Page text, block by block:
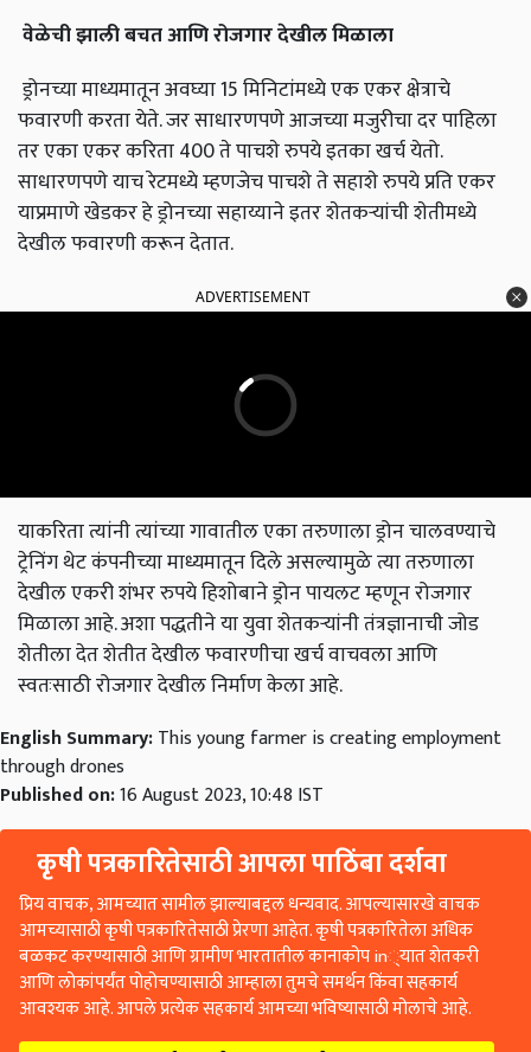
वेळेचीझालीबचतआणिरोजगारदेखीलमिळाला
ड्रोनच्या माध्यमातून अवघ्या 15 मिनिटांमध्ये एक एकर क्षेत्राचे
फवारणी करता येते. जर साधारणपणे आजच्या मजुरीचा दर पाहिला
तर एका एकर करिता 400 ते पाचशे रुपये इतका खर्च येतो.
साधारणपणे याच रेटमध्ये म्हणजेच पाचशे ते सहाशे रुपये प्रति एकर
याप्रमाणे खेडकर हे ड्रोनच्या सहाय्याने इतर शेतकऱ्यांची शेतीमध्ये
देखील फवारणी करून देतात.
ADVERTISEMENT
याकरिता त्यांनी त्यांच्या गावातील एका तरुणाला ड्रोन चालवण्याचे
ट्रेनिंग थेट कंपनीच्या माध्यमातून दिले असल्यामुळे त्या तरुणाला
देखील एकरी शंभर रुपये हिशोबाने ड्रोन पायलट म्हणून रोजगार
मिळाला आहे. अशा पद्धतीने या युवा शेतकऱ्यांनी तंत्रज्ञानाची जोड
शेतीला देत शेतीत देखील फवारणीचा खर्च वाचवला आणि
स्वतःसाठी रोजगार देखील निर्माण केला आहे.
English Summary:This young farmer is creating employment
through drones
Published on:16 August 2023, 10:48 IST
कृषी पत्रकारितेसाठी आपला पाठिंबा दर्शवा
प्रिय वाचक, आमच्यात सामील झाल्याबद्दल धन्यवाद. आपल्यासारखे वाचक
आमच्यासाठी कृषी पत्रकारितेसाठी प्रेरणा आहेत. कृषी पत्रकारितेला अधिक
बळकट करण्यासाठी आणि ग्रामीण भारतातील कानाकोप in्यात शेतकरी
आणि लोकांपर्यंत पोहोचण्यासाठी आम्हाला तुमचे समर्थन किंवा सहकार्य
आवश्यक आहे. आपले प्रत्येक सहकार्य आमच्या भविष्यासाठी मोलाचे आहे.